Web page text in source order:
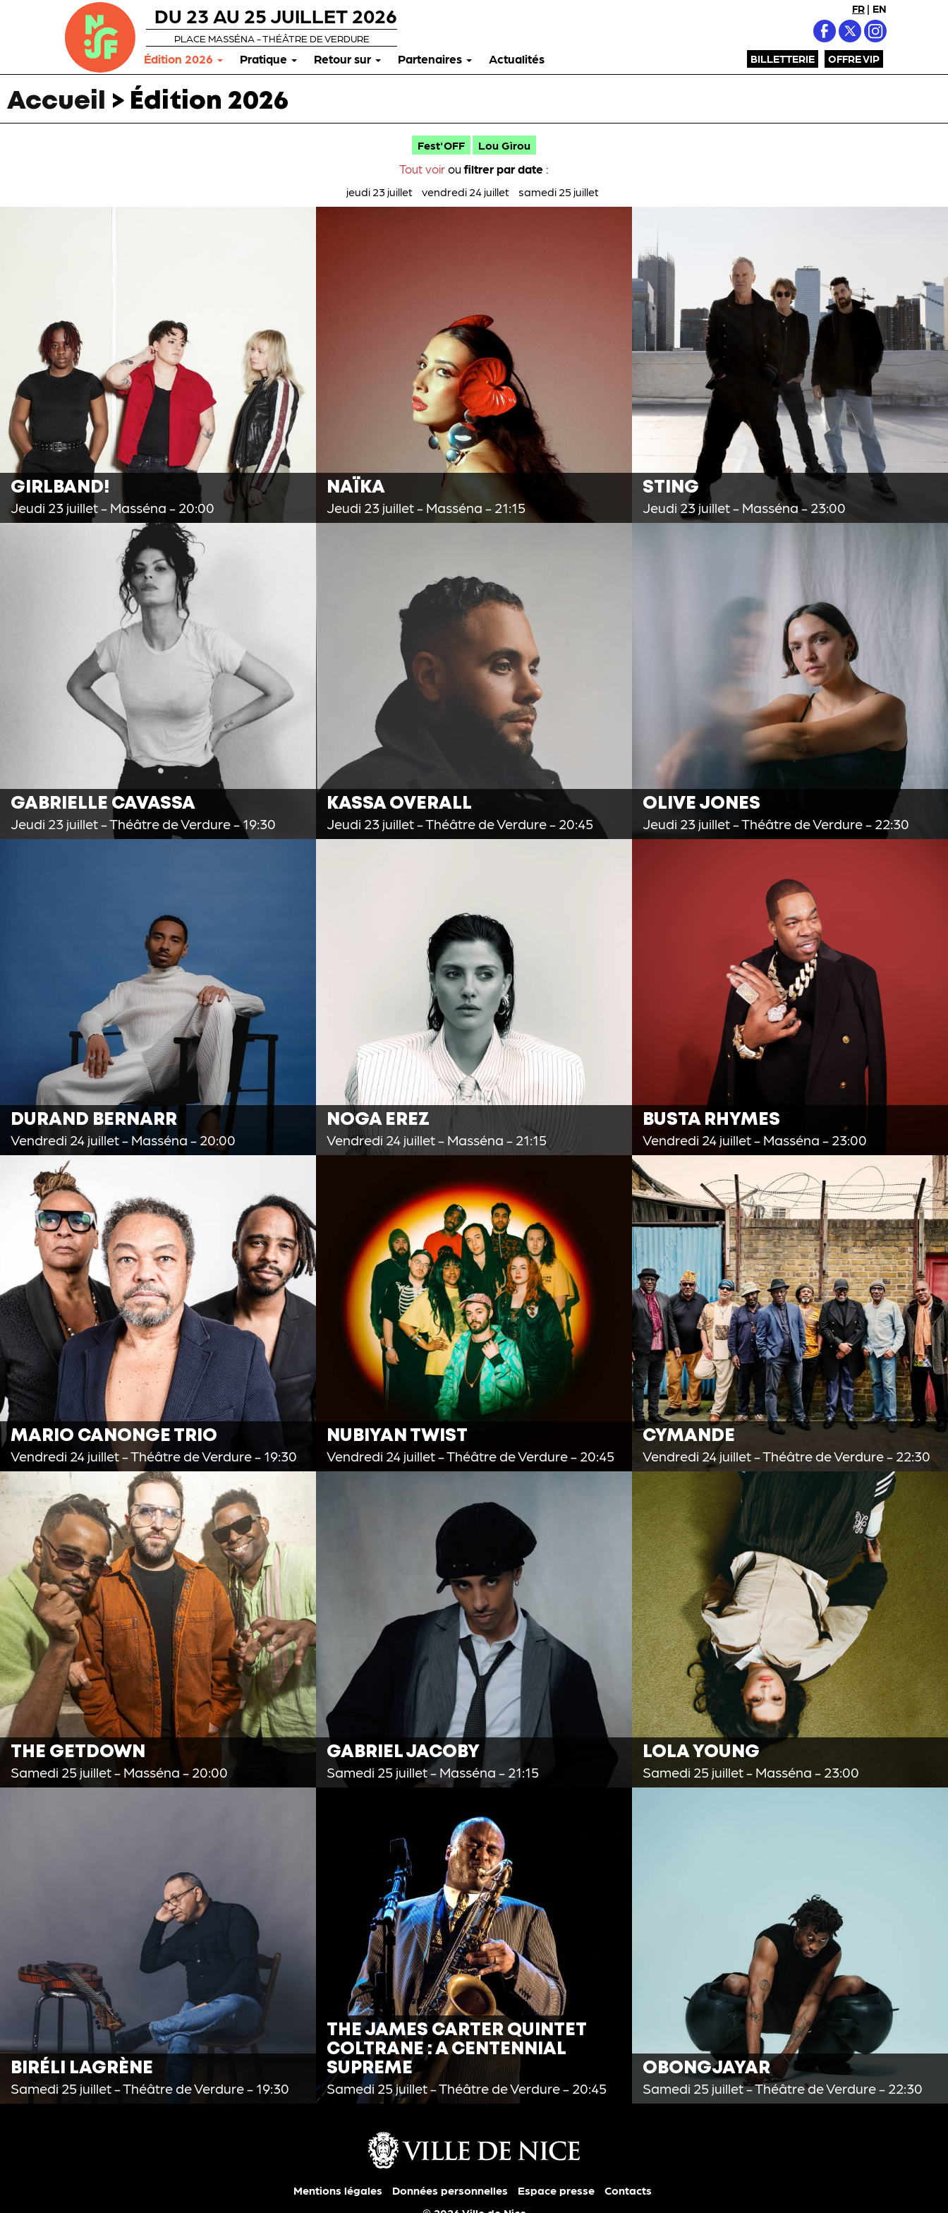
FR | EN
BILLETTERIE OFFRE VIP
DU 23 AU 25 JUILLET 2026
PLACE MASSÉNA - THÉÂTRE DE VERDURE
Édition 2026 Pratique Retour sur Partenaires Actualités
Accueil > Édition 2026
Fest'OFF Lou Gìrou
Tout voir oufiltrer par date :
jeudi 23 juillet vendredi 24 juillet samedi 25 juillet
GIRLBAND!
Jeudi 23 juillet- Masséna - 20:00
NAÏKA
Jeudi 23 juillet- Masséna - 21:15
STING
Jeudi 23 juillet- Masséna - 23:00
GABRIELLE CAVASSA
Jeudi 23 juillet- Théâtre de Verdure - 19:30
KASSA OVERALL
Jeudi 23 juillet- Théâtre de Verdure - 20:45
OLIVE JONES
Jeudi 23 juillet- Théâtre de Verdure - 22:30
DURAND BERNARR
Vendredi 24 juillet- Masséna - 20:00
NOGA EREZ
Vendredi 24 juillet- Masséna - 21:15
BUSTA RHYMES
Vendredi 24 juillet- Masséna - 23:00
MARIO CANONGE TRIO
Vendredi 24 juillet- Théâtre de Verdure - 19:30
NUBIYAN TWIST
Vendredi 24 juillet- Théâtre de Verdure - 20:45
CYMANDE
Vendredi 24 juillet- Théâtre de Verdure - 22:30
THE GETDOWN
Samedi 25 juillet- Masséna - 20:00
GABRIEL JACOBY
Samedi 25 juillet- Masséna - 21:15
LOLA YOUNG
Samedi 25 juillet- Masséna - 23:00
BIRÉLI LAGRÈNE
Samedi 25 juillet- Théâtre de Verdure - 19:30
THE JAMES CARTER QUINTET
COLTRANE : A CENTENNIAL
SUPREME
Samedi 25 juillet- Théâtre de Verdure - 20:45
OBONGJAYAR
Samedi 25 juillet- Théâtre de Verdure - 22:30
Mentions légales Données personnelles Espace presse
Contacts